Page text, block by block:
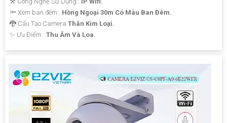
🔦 Xem ban đêm : Hồng Ngoại 30m Có Màu Ban Đêm.
🐉️ Cấu Tạo Camera Thân Kim Loại.
️✨ Ưu Điểm : Thu Âm Và Loa.